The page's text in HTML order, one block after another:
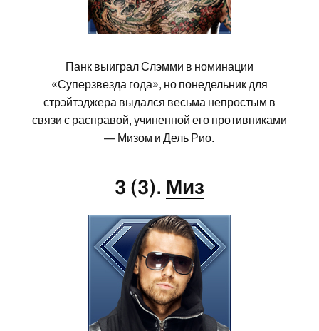
Панк выиграл Слэмми в номинации
«Суперзвезда года», но понедельник для
стрэйтэджера выдался весьма непростым в
связи с расправой, учиненной его противниками
— Мизом и Дель Рио.
3 (3). Миз